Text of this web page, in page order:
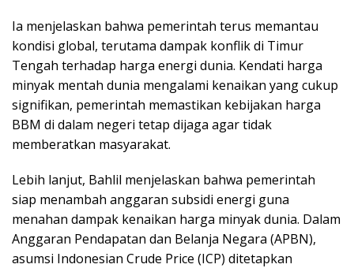
Ia menjelaskan bahwa pemerintah terus memantau
kondisi global, terutama dampak konflik di Timur
Tengah terhadap harga energi dunia. Kendati harga
minyak mentah dunia mengalami kenaikan yang cukup
signifikan, pemerintah memastikan kebijakan harga
BBM di dalam negeri tetap dijaga agar tidak
memberatkan masyarakat.
Lebih lanjut, Bahlil menjelaskan bahwa pemerintah
siap menambah anggaran subsidi energi guna
menahan dampak kenaikan harga minyak dunia. Dalam
Anggaran Pendapatan dan Belanja Negara (APBN),
asumsi Indonesian Crude Price (ICP) ditetapkan